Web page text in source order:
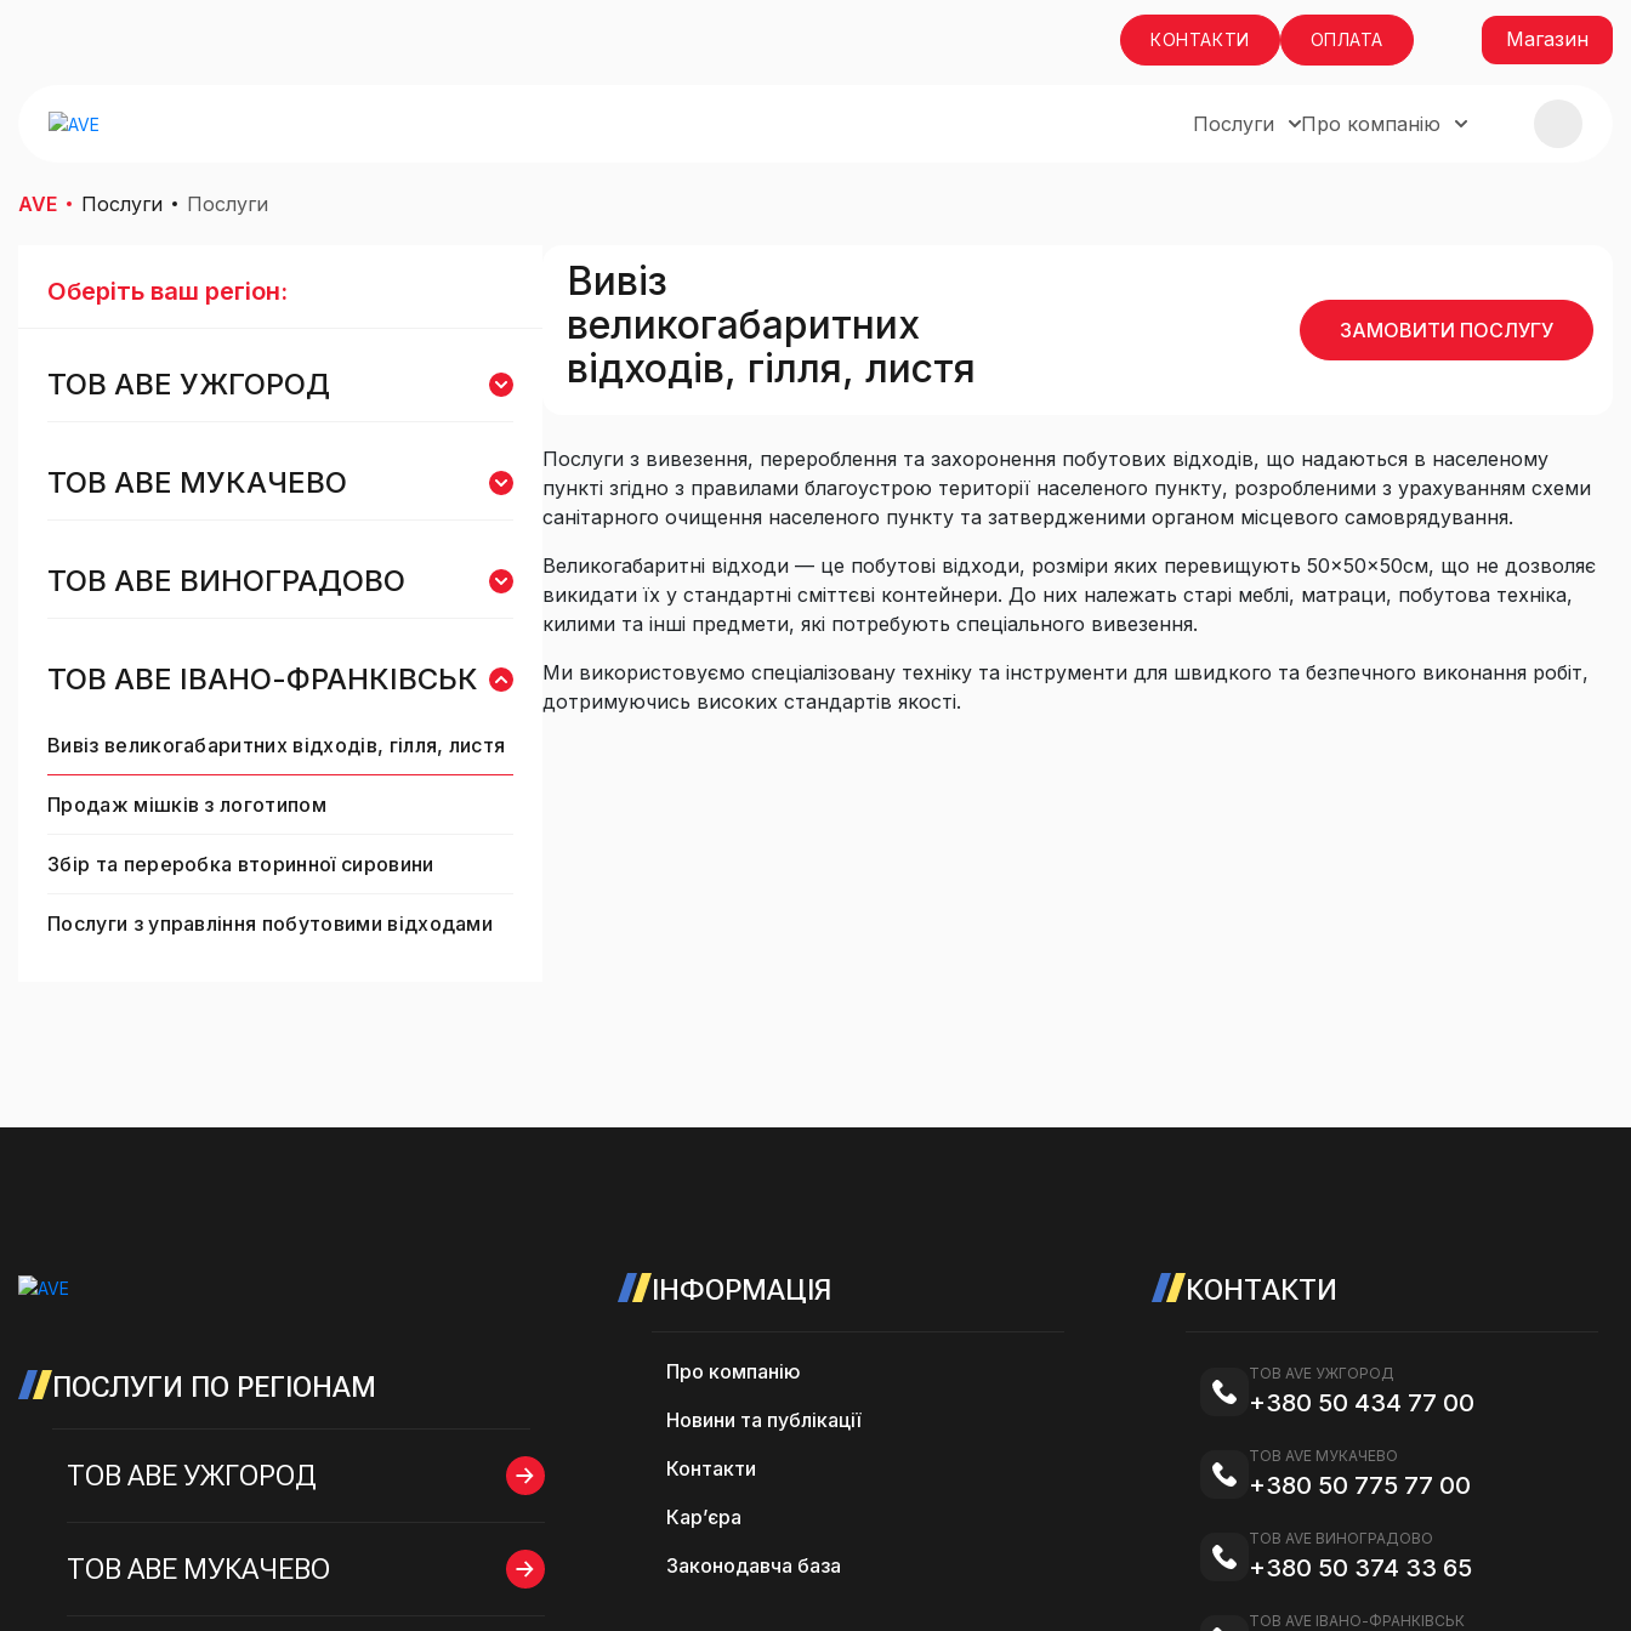
КОНТАКТИ ОПЛАТА Магазин
Послуги Про компанію
AVE Послуги Послуги
Оберіть ваш регіон:
ТОВ AВE УЖГОРОД
ТОВ AВE МУКАЧЕВО
ТОВ АВЕ ВИНОГРАДОВО
ТОВ AВE ІВАНО-ФРАНКІВСЬК
Вивіз великогабаритних відходів, гілля, листя
Продаж мішків з логотипом
Збір та переробка вторинної сировини
Послуги з управління побутовими відходами
Вивіз
великогабаритних
відходів, гілля, листя
ЗАМОВИТИ ПОСЛУГУ
Послуги з вивезення, перероблення та захоронення побутових відходів, що надаються в населеному
пункті згідно з правилами благоустрою території населеного пункту, розробленими з урахуванням схеми
санітарного очищення населеного пункту та затвердженими органом місцевого самоврядування.
Великогабаритні відходи — це побутові відходи, розміри яких перевищують 50×50×50см, що не дозволяє
викидати їх у стандартні сміттєві контейнери. До них належать старі меблі, матраци, побутова техніка,
килими та інші предмети, які потребують спеціального вивезення.
Ми використовуємо спеціалізовану техніку та інструменти для швидкого та безпечного виконання робіт,
дотримуючись високих стандартів якості.
ПОСЛУГИ ПО РЕГІОНАМ
ТОВ AВE УЖГОРОД
ТОВ AВE МУКАЧЕВО
ІНФОРМАЦІЯ
Про компанію
Новини та публікації
Контакти
Кар’єра
Законодавча база
КОНТАКТИ
ТОВ AVE УЖГОРОД
+380 50 434 77 00
ТОВ AVE МУКАЧЕВО
+380 50 775 77 00
ТОВ AVE ВИНОГРАДОВО
+380 50 374 33 65
ТОВ AVE ІВАНО-ФРАНКІВСЬК